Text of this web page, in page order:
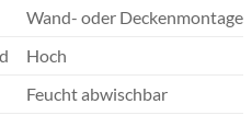
Wand- oder Deckenmontage
Hoch
Feucht abwischbar